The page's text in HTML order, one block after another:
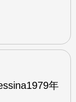
年